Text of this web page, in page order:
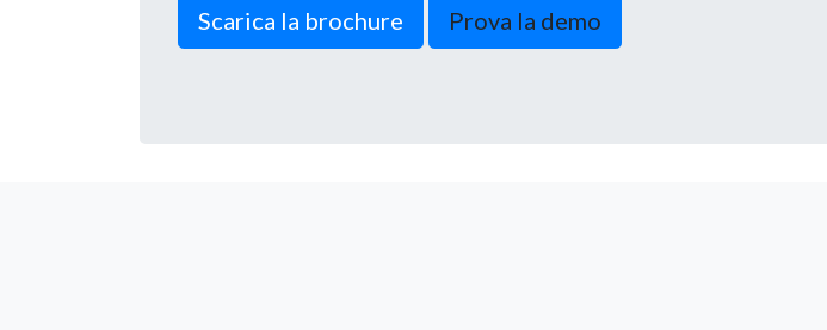
Scarica la brochure Prova la demo